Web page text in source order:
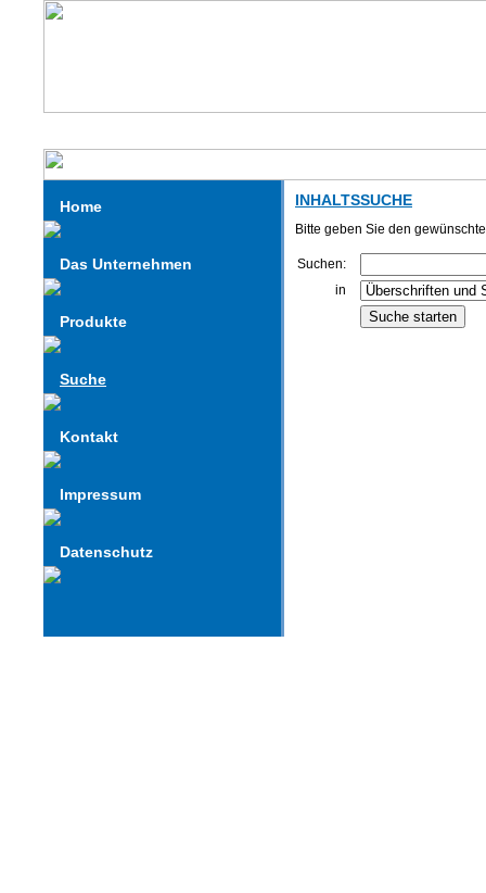
Home
Das Unternehmen
Produkte
Suche
Kontakt
Impressum
Datenschutz
INHALTSSUCHE
Bitte geben Sie den
Suchen:
in